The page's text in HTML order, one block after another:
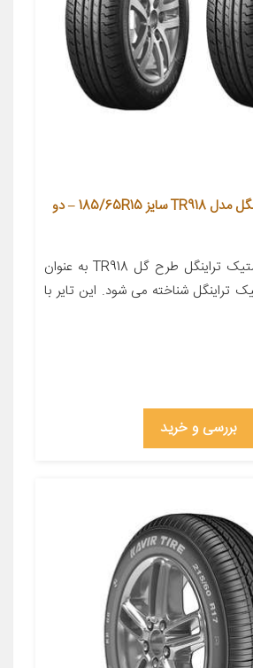
لاستیک خودرو تراینگل مدل TR918 سایز 185/65R15 – دو
معرفی محصول لاستیک تراینگل طرح گل TR918 به عنوان
تراینگل شناخته می شود. این تایر با
بررسی و خرید